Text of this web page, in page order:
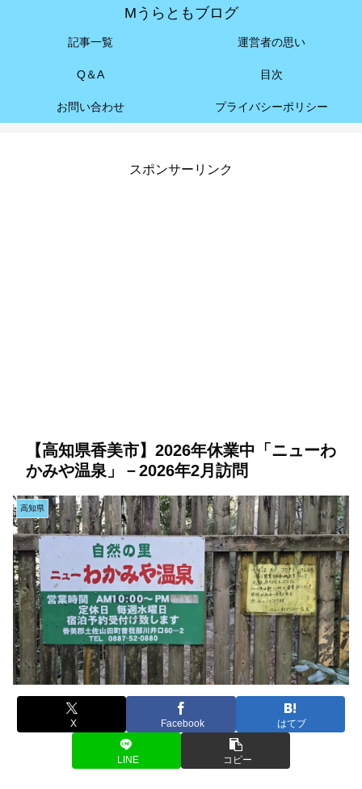
Mうらともブログ
記事一覧 運営者の思い
Q＆A 目次
お問い合わせ プライバシーポリシー
スポンサーリンク
【高知県香美市】2026年休業中「ニューわ
かみや温泉」－2026年2月訪問
高知県
X Facebook はてブ
LINE コピー